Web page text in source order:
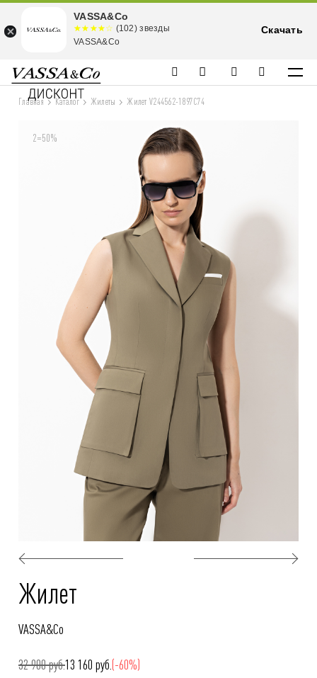
Главная Каталог Жилеты Жилет V244562-1897C74
2=50%
Жилет
VASSA&Co
32 900 руб.13 160 руб.(-60%)
VASSA&Co
☆☆☆☆☆
★★★★
★
(102) звезды
VASSA&Co
Скачать